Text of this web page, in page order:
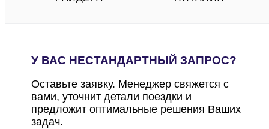
У ВАС НЕСТАНДАРТНЫЙ ЗАПРОС?
Оставьте заявку. Менеджер свяжется с
вами, уточнит детали поездки и
предложит оптимальные решения Ваших
задач.